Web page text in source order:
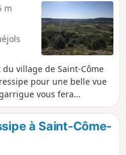
m
village de Saint-Côme
pour une belle vue
vous fera
et un beau sentier
à Saint-Côme-